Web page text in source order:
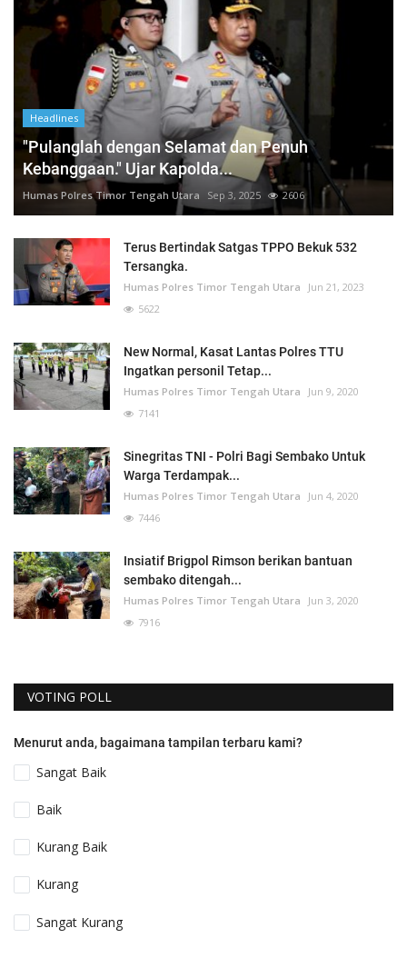
Headlines
"Pulanglah dengan Selamat dan Penuh
Kebanggaan." Ujar Kapolda...
Humas Polres Timor Tengah Utara Sep 3, 2025 2606
Terus Bertindak Satgas TPPO Bekuk 532
Tersangka.
Humas Polres Timor Tengah Utara
Jun 21, 2023
5622
New Normal, Kasat Lantas Polres TTU
Ingatkan personil Tetap...
Humas Polres Timor Tengah Utara
Jun 9, 2020
7141
Sinegritas TNI - Polri Bagi Sembako Untuk
Warga Terdampak...
Humas Polres Timor Tengah Utara
Jun 4, 2020
7446
Insiatif Brigpol Rimson berikan bantuan
sembako ditengah...
Humas Polres Timor Tengah Utara
Jun 3, 2020
7916
VOTING POLL
Menurut anda, bagaimana tampilan terbaru kami?
Sangat Baik
Baik
Kurang Baik
Kurang
Sangat Kurang